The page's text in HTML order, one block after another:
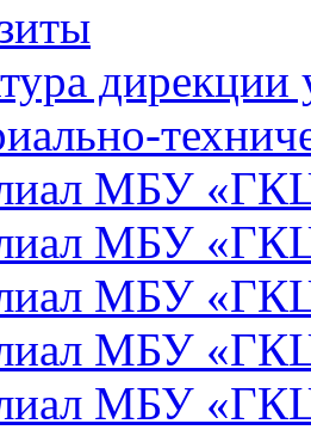
дирекции
МБУ
МБУ
МБУ
МБУ
МБУ